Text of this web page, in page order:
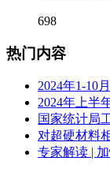
698
热门内容
2024年1-10
2024年上半
国家统计局
对超硬材料
专家解读 |